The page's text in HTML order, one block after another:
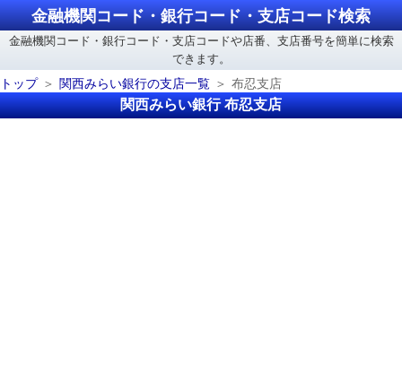
金融機関コード・銀行コード・支店コード検索
金融機関コード・銀行コード・支店コードや店番、支店番号を簡単に検索
できます。
トップ
関西みらい銀行の支店一覧 布忍支店
関西みらい銀行 布忍支店